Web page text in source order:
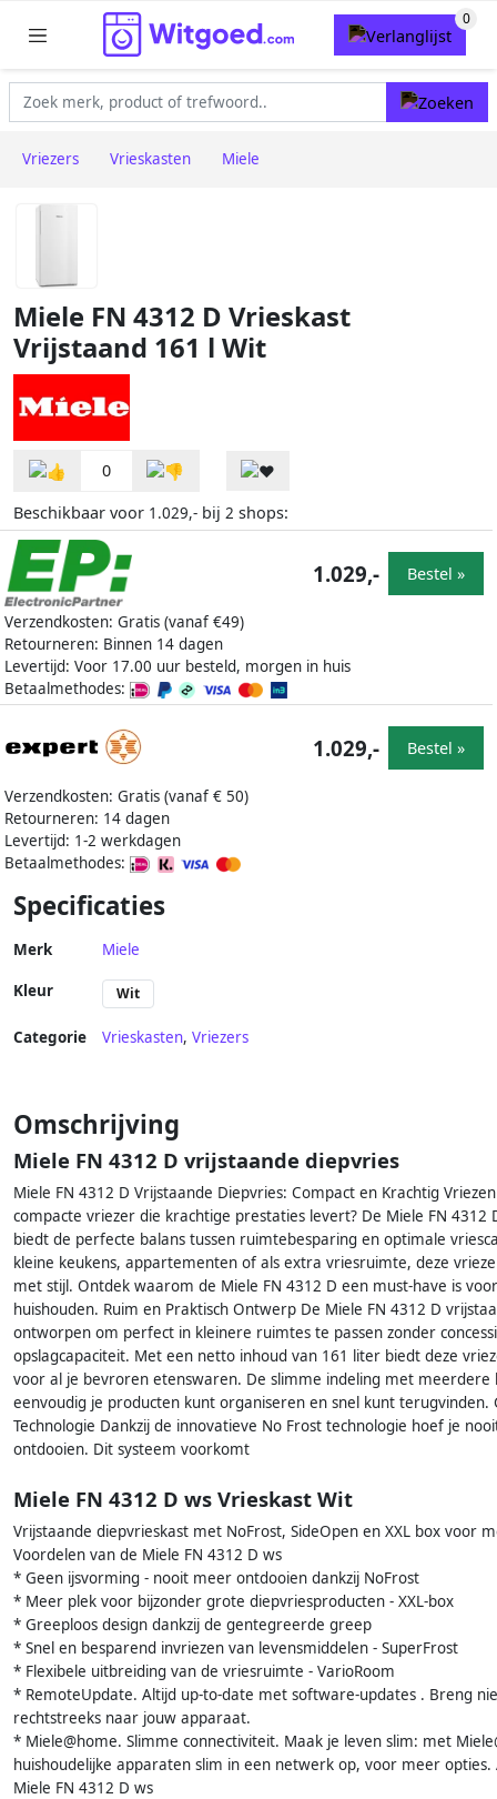
Vriezers Vrieskasten Miele
Miele FN 4312 D Vrieskast
Vrijstaand 161 l Wit
0
Beschikbaar voor 1.029,- bij 2 shops:
Verzendkosten: Gratis (vanaf €49)
Retourneren: Binnen 14 dagen
Levertijd: Voor 17.00 uur besteld, morgen in huis
Betaalmethodes:
1.029,- Bestel »
Verzendkosten: Gratis (vanaf € 50)
Retourneren: 14 dagen
Levertijd: 1-2 werkdagen
Betaalmethodes:
1.029,- Bestel »
Specificaties
Merk Miele
Kleur Wit
Categorie Vrieskasten, Vriezers
Omschrijving
Miele FN 4312 D vrijstaande diepvries
Miele FN 4312 D Vrijstaande Diepvries: Compact en Krachtig
compacte vriezer die krachtige prestaties levert? De Miele FN 4312
biedt de perfecte balans tussen ruimtebesparing en optimale
kleine keukens, appartementen of als extra vriesruimte, deze
met stijl. Ontdek waarom de Miele FN 4312 D een must-have is
huishouden. Ruim en Praktisch Ontwerp De Miele FN 4312 D
ontworpen om perfect in kleinere ruimtes te passen zonder
opslagcapaciteit. Met een netto inhoud van 161 liter biedt deze
voor al je bevroren etenswaren. De slimme indeling met meerdere
eenvoudig je producten kunt organiseren en snel kunt terugvinden.
Technologie Dankzij de innovatieve No Frost technologie hoef je
ontdooien. Dit systeem voorkomt
Miele FN 4312 D ws Vrieskast Wit
Vrijstaande diepvrieskast met NoFrost, SideOpen en XXL box voor
Voordelen van de Miele FN 4312 D ws
* Geen ijsvorming - nooit meer ontdooien dankzij NoFrost
* Meer plek voor bijzonder grote diepvriesproducten - XXL-box
* Greeploos design dankzij de gentegreerde greep
* Snel en besparend invriezen van levensmiddelen - SuperFrost
* Flexibele uitbreiding van de vriesruimte - VarioRoom
* RemoteUpdate. Altijd up-to-date met software-updates . Breng
rechtstreeks naar jouw apparaat.
* Miele@home. Slimme connectiviteit. Maak je leven slim: met
huishoudelijke apparaten slim in een netwerk op, voor meer
Miele FN 4312 D ws